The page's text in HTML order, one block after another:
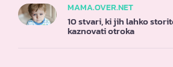
MAMA.OVER.NET
10 stvari, ki jih lahko
kaznovati otroka